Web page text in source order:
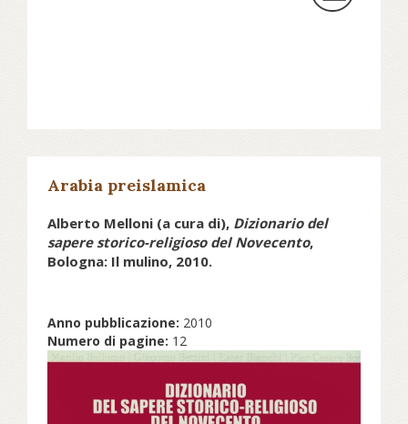
Arabia preislamica
Alberto Melloni (a cura di), Dizionario del
sapere storico-religioso del Novecento,
Bologna: Il mulino, 2010.
Anno pubblicazione: 2010
Numero di pagine: 12